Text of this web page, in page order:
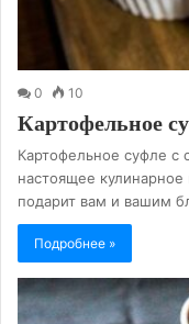
0 10
Картофельное
Картофельное суфле с
настоящее кулинарное
подарит вам и вашим
Подробнее »